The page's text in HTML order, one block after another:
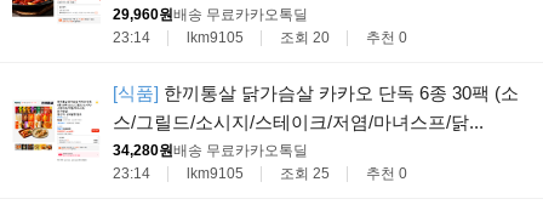
29,960원배송 무료카카오톡딜
23:14
lkm9105 조회 20 추천 0
[식품] 한끼통살 닭가슴살 카카오 단독 6종 30팩 (소
스/그릴드/소시지/스테이크/저염/마녀스프/닭...
34,280원배송 무료카카오톡딜
23:14
lkm9105 조회 25 추천 0